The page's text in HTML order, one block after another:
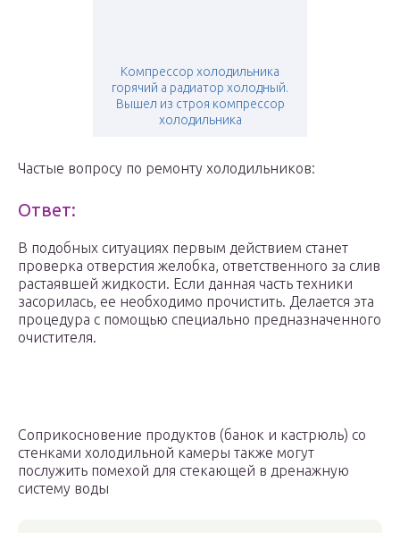
Компрессор холодильника
горячий а радиатор холодный.
Вышел из строя компрессор
холодильника
Частые вопросу по ремонту холодильников:
Ответ:
В подобных ситуациях первым действием станет
проверка отверстия желобка, ответственного за слив
растаявшей жидкости. Если данная часть техники
засорилась, ее необходимо прочистить. Делается эта
процедура с помощью специально предназначенного
очистителя.
Соприкосновение продуктов (банок и кастрюль) со
стенками холодильной камеры также могут
послужить помехой для стекающей в дренажную
систему воды